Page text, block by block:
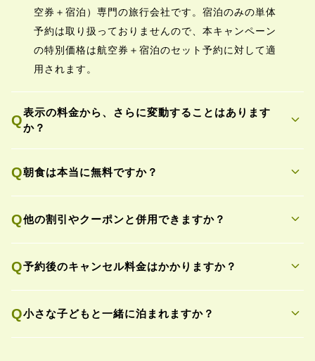
空券＋宿泊）専門の旅行会社です。宿泊のみの単体
予約は取り扱っておりませんので、本キャンペーン
の特別価格は航空券＋宿泊のセット予約に対して適
用されます。
Q表示の料金から、さらに変動することはあります
か？
expand_more
Q朝食は本当に無料ですか？ expand_more
Q他の割引やクーポンと併用できますか？ expand_more
Q予約後のキャンセル料金はかかりますか？ expand_more
Q小さな子どもと一緒に泊まれますか？ expand_more